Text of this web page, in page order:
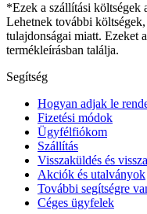
*Ezek a szállítási költségek
Lehetnek további
tulajdonságai miatt. Ezeket
termékleírásban találja.
Segítség
Hogyan adjak le
Fizetési módok
Ügyfélfiókom
Szállítás
Visszaküldés és
Akciók és utalványok
További segítségre
Céges ügyfelek